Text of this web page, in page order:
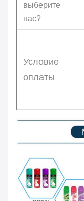
выберите
нас?
Условие
оплаты